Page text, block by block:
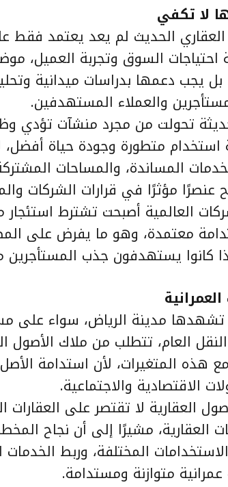
لا تكفي
العقاري الحديث لم يعد يعتمد فقط
السوق وتجربة العميل،
يجب دعمها بدراسات ميدانية
والعملاء المستهدفين.
تحولت من مجرد منشآت تؤدي
استخدام متطورة وجودة حياة أفضل،
المساندة، والمساحات
عنصرًا مؤثرًا في قرارات الشركات
العالمية أصبحت تشترط
معتمدة، وهو ما يفرض على
كانوا يستهدفون جذب المستأجرين
تشهدها مدينة الرياض، سواء على
العام، تتطلب من ملاك الأصول
المتغيرات، لأن استدامة
الاقتصادية والاجتماعية.
العقارية لا تقتصر على العقارات
العقارية، مشيرًا إلى أن نجاح
المختلفة، وربط الخدمات
متوازنة ومستدامة.